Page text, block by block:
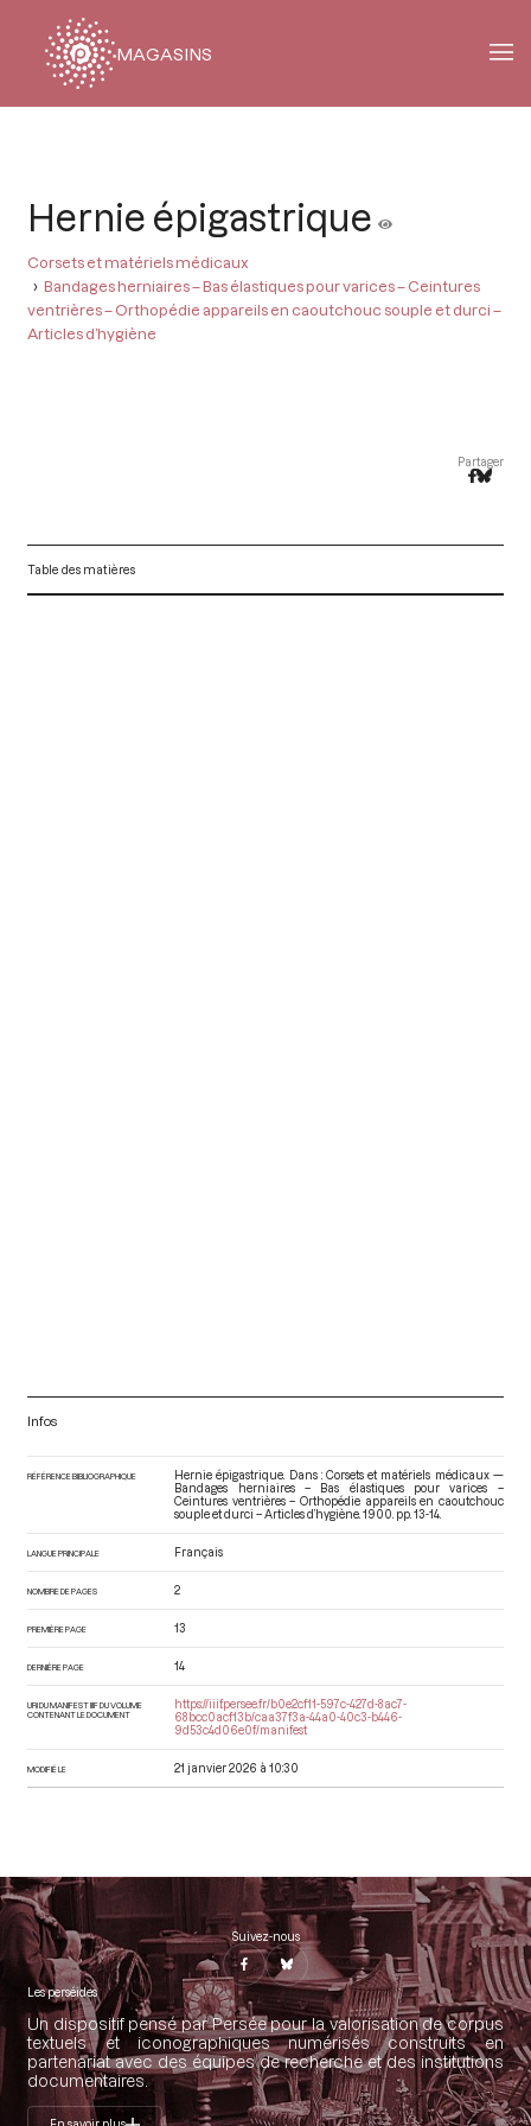
MAGASINS
Hernie épigastrique
Corsets et matériels médicaux
Bandages herniaires – Bas élastiques pour varices – Ceintures
ventrières – Orthopédie appareils en caoutchouc souple et durci –
Articles d’hygiène
Partager
Table des matières
Infos
RÉFÉRENCE BIBLIOGRAPHIQUE
Hernie épigastrique. Dans : Corsets et matériels médicaux —
Bandages herniaires – Bas élastiques pour varices –
Ceintures ventrières – Orthopédie appareils en caoutchouc
souple et durci – Articles d’hygiène . 1900. pp. 13-14.
LANGUE PRINCIPALE Français
NOMBRE DE PAGES 2
PREMIÈRE PAGE 13
DERNIÈRE PAGE 14
URI DU MANIFEST IIIF DU VOLUME
CONTENANT LE DOCUMENT
https://iiif.persee.fr/b0e2cf11-597c-427d-8ac7-
68bcc0acf13b/caa37f3a-44a0-40c3-b446-
9d53c4d06e0f/manifest
MODIFIÉ LE 21 janvier 2026 à 10:30
Suivez-nous
Les perséides
Un dispositif pensé par Persée pour la valorisation de corpus
textuels et iconographiques numérisés construits en
partenariat avec des équipes de recherche et des institutions
documentaires.